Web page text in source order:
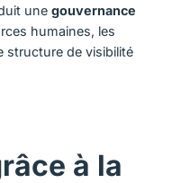
une gouvernance
humaines, les
structure de visibilité
à la